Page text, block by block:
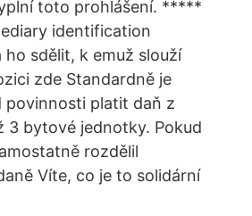
toto prohlášení. *****
identification
sdělit, k emuž slouží
zde Standardně je
povinnosti platit daň z
3 bytové jednotky. Pokud
rozdělil
Víte, co je to solidární